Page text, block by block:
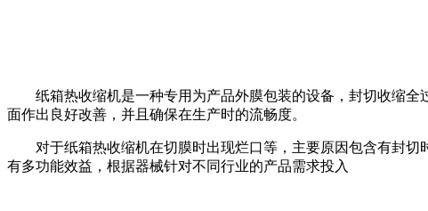
纸箱热收缩机是一种专用为产品外膜包装的设备，封切收缩全
面作出良好改善，并且确保在生产时的流畅度。
对于纸箱热收缩机在切膜时出现烂口等，主要原因包含有封切
有多功能效益，根据器械针对不同行业的产品需求投入